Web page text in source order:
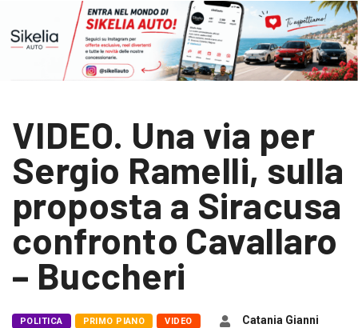
VIDEO. Una via per
Sergio Ramelli, sulla
proposta a Siracusa
confronto Cavallaro
– Buccheri
POLITICA PRIMO PIANO VIDEO
Catania Gianni